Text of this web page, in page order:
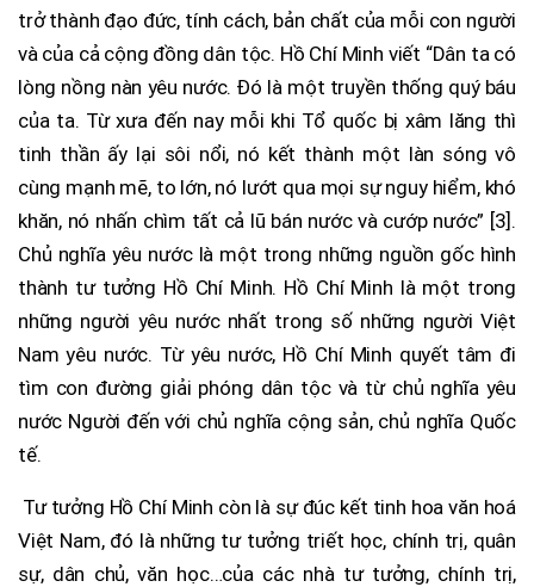
trở thành đạo đức, tính cách, bản chất của mỗi con người
và của cả cộng đồng dân tộc. Hồ Chí Minh viết “Dân ta có
lòng nồng nàn yêu nước. Đó là một truyền thống quý báu
của ta. Từ xưa đến nay mỗi khi Tổ quốc bị xâm lăng thì
tinh thần ấy lại sôi nổi, nó kết thành một làn sóng vô
cùng mạnh mẽ, to lớn, nó lướt qua mọi sự nguy hiểm, khó
khăn, nó nhấn chìm tất cả lũ bán nước và cướp nước” [3].
Chủ nghĩa yêu nước là một trong những nguồn gốc hình
thành tư tưởng Hồ Chí Minh. Hồ Chí Minh là một trong
những người yêu nước nhất trong số những người Việt
Nam yêu nước. Từ yêu nước, Hồ Chí Minh quyết tâm đi
tìm con đường giải phóng dân tộc và từ chủ nghĩa yêu
nước Người đến với chủ nghĩa cộng sản, chủ nghĩa Quốc
tế.
Tư tưởng Hồ Chí Minh còn là sự đúc kết tinh hoa văn hoá
Việt Nam, đó là những tư tưởng triết học, chính trị, quân
sự, dân chủ, văn học…của các nhà tư tưởng, chính trị,